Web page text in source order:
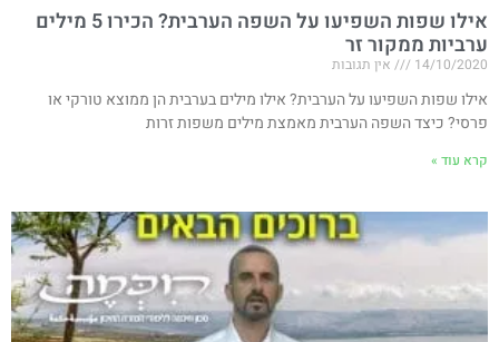
אילו שפות השפיעו על השפה הערבית? הכירו 5 מילים
ערביות ממקור זר
14/10/2020 אין תגובות
אילו שפות השפיעו על הערבית? אילו מילים בערבית הן ממוצא טורקי או
פרסי? כיצד השפה הערבית מאמצת מילים משפות זרות
קרא עוד »